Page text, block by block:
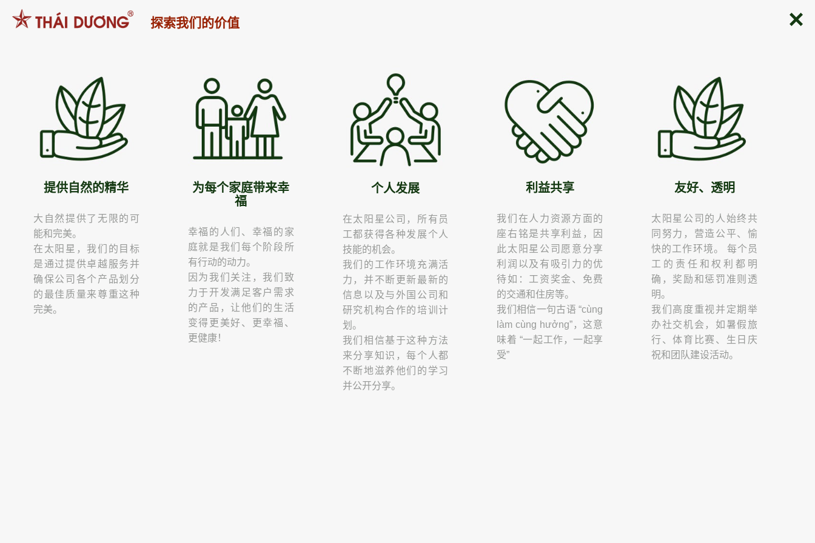
探索我们的价值
提供自然的精华
大自然提供了无限的可
能和完美。
在太阳星，我们的目标
是通过提供卓越服务并
确保公司各个产品划分
的最佳质量来尊重这种
完美。
为每个家庭带来幸
福
幸福的人们、幸福的家
庭就是我们每个阶段所
有行动的动力。
因为我们关注，我们致
力于开发满足客户需求
的产品，让他们的生活
变得更美好、更幸福、
更健康！
个人发展
在太阳星公司，所有员
工都获得各种发展个人
技能的机会。
我们的工作环境充满活
力，并不断更新最新的
信息以及与外国公司和
研究机构合作的培训计
划。
我们相信基于这种方法
来分享知识，每个人都
不断地滋养他们的学习
并公开分享。
利益共享
我们在人力资源方面的
座右铭是共享利益，因
此太阳星公司愿意分享
利润以及有吸引力的优
待如：工资奖金、免费
的交通和住房等。
我们相信一句古语 “cùng
làm cùng hưởng”，这意
味着 “一起工作，一起享
受”
友好、透明
太阳星公司的人始终共
同努力，营造公平、愉
快的工作环境。 每个员
工的责任和权利都明
确，奖励和惩罚准则透
明。
我们高度重视并定期举
办社交机会，如暑假旅
行、体育比赛、生日庆
祝和团队建设活动。